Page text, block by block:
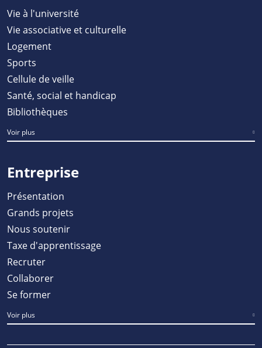
Vie à l'université
Vie associative et culturelle
Logement
Sports
Cellule de veille
Santé, social et handicap
Bibliothèques
Voir plus
Entreprise
Présentation
Grands projets
Nous soutenir
Taxe d'apprentissage
Recruter
Collaborer
Se former
Voir plus